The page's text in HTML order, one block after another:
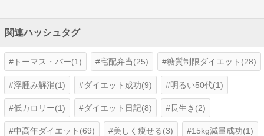
関連ハッシュタグ
トーマス・パー(1) 宅配弁当(25) 糖質制限ダイエット(28)
浮腫み解消(1) ダイエット成功(9) 明るい50代(1)
低カロリー(1) ダイエット日記(8) 長生き(2)
中高年ダイエット(69) 美しく痩せる(3) 15kg減量成功(1)